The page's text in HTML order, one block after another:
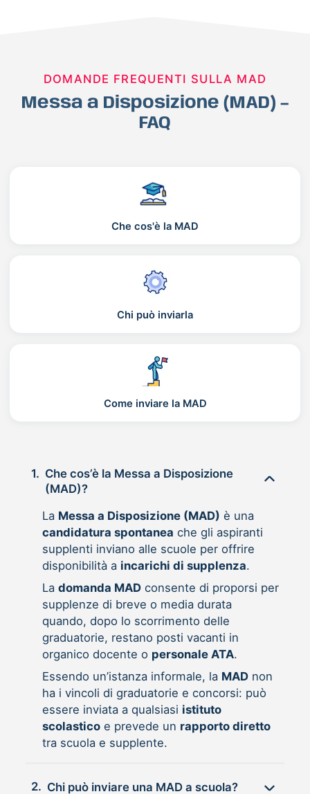
DOMANDE FREQUENTI SULLA MAD
Messa a Disposizione (MAD) –
FAQ
Che cos'è la MAD
Chi può inviarla
Come inviare la MAD
1. Che cos’è la Messa a Disposizione
(MAD)?
La Messa a Disposizione (MAD) è una
candidatura spontanea che gli aspiranti
supplenti inviano alle scuole per offrire
disponibilità a incarichi di supplenza.
La domanda MADconsente di proporsi per
supplenze di breve o media durata
quando, dopo lo scorrimento delle
graduatorie, restano posti vacanti in
organico docente o personale ATA.
Essendo un’istanza informale, la MADnon
ha i vincoli di graduatorie e concorsi: può
essere inviata a qualsiasi istituto
scolasticoe prevede un rapporto diretto
tra scuola e supplente.
2. Chi può inviare una MAD a scuola?